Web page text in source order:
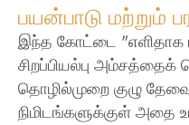
பயன்பாடு மற்றும்
இந்த கோட்டை "எளிதாக
சிறப்பியல்பு
தொழில்முறை குழு
நிமிடங்களுக்குள் அதை